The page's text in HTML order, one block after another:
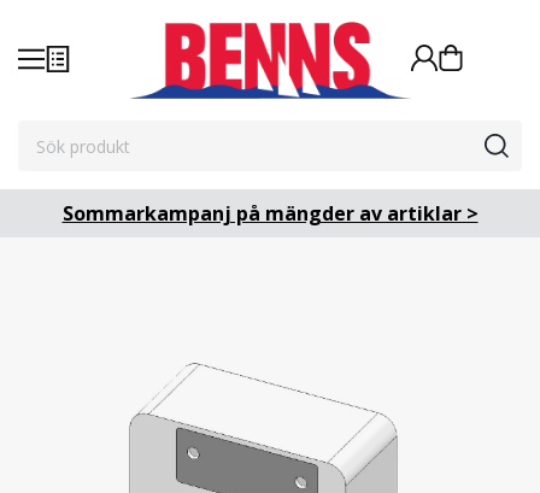
Sommarkampanj på mängder av artiklar >